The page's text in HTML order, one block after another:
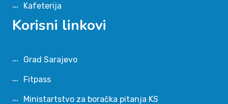
Kafeterija
Korisni linkovi
Grad Sarajevo
Fitpass
Ministartstvo za boračka pitanja KS